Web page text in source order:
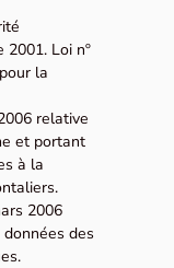
2001. Loi nº
la
relative
et portant
à la
2006
des